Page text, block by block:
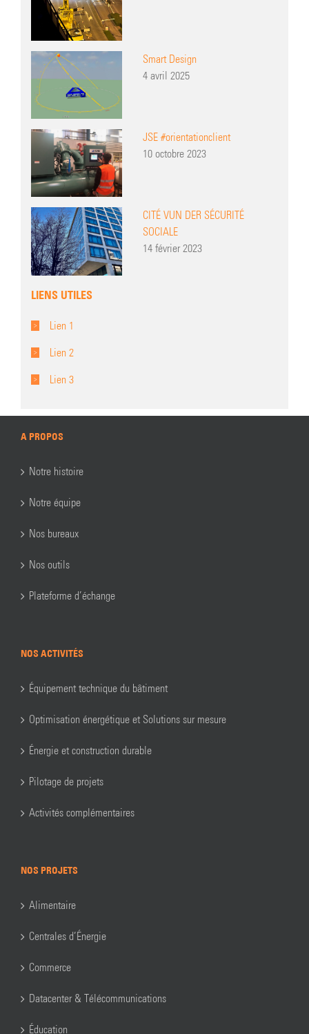
Smart Design
4 avril 2025
JSE #orientationclient
10 octobre 2023
CITÉ VUN DER SÉCURITÉ
SOCIALE
14 février 2023
LIENS UTILES
Lien 1
Lien 2
Lien 3
A PROPOS
Notre histoire
Notre équipe
Nos bureaux
Nos outils
Plateforme d’échange
NOS ACTIVITÉS
Équipement technique du bâtiment
Optimisation énergétique et Solutions sur mesure
Énergie et construction durable
Pilotage de projets
Activités complémentaires
NOS PROJETS
Alimentaire
Centrales d’Énergie
Commerce
Datacenter & Télécommunications
Éducation